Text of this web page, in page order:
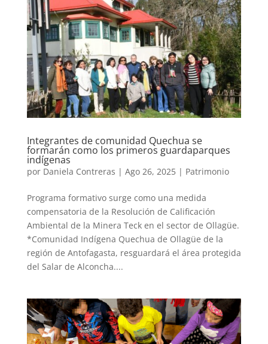
Integrantes de comunidad Quechua se
formarán como los primeros guardaparques
indígenas
por Daniela Contreras | Ago 26, 2025| Patrimonio
Programa formativo surge como una medida
compensatoria de la Resolución de Calificación
Ambiental de la Minera Teck en el sector de Ollagüe.
*Comunidad Indígena Quechua de Ollagüe de la
región de Antofagasta, resguardará el área protegida
del Salar de Alconcha....